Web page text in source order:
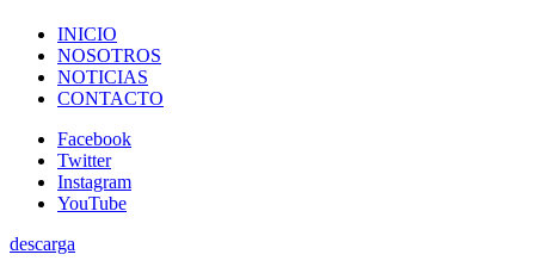
INICIO
NOSOTROS
NOTICIAS
CONTACTO
Facebook
Twitter
Instagram
YouTube
descarga